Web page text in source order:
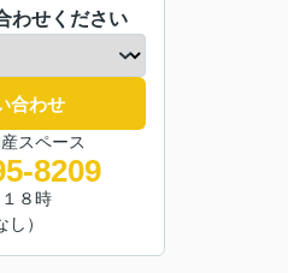
わせください
合わせ
スペース
8209
８時
し）